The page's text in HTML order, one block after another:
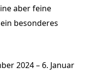
aber feine
besonderes
2024 – 6. Januar